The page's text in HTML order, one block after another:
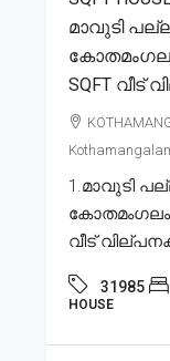
മാവുടി
SQFT വീട്
1.മാവുടി
കോതമംഗലം
വീട്
31985
HOUSE